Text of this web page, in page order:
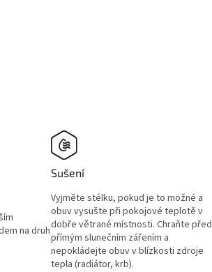
na druh
Sušení
Vyjměte stélku, pokud je to možné a
obuv vysušte při pokojové teplotě v
dobře větrané místnosti. Chraňte před
přímým slunečním zářením a
nepokládejte obuv v blízkosti zdroje
tepla (radiátor, krb).